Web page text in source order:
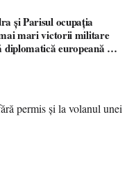
și Parisul ocupația
mai mari victorii militare
diplomatică europeană (